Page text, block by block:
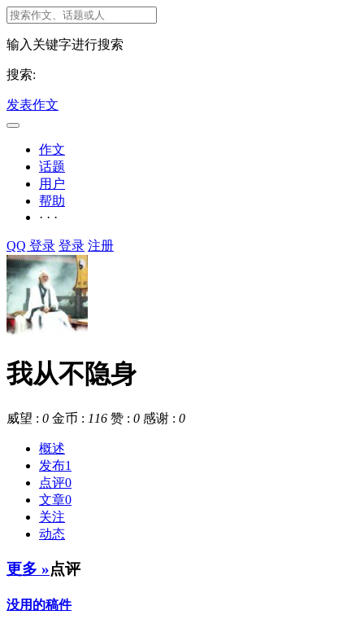
输入关键字进行搜索
搜索:
发表作文
作文
话题
用户
帮助
· · ·
QQ 登录 登录 注册
我从不隐身
威望 : 0 金币 : 116 赞 : 0 感谢 : 0
概述
发布1
点评0
文章0
关注
动态
更多 »点评
没用的稿件